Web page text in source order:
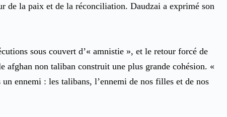
de la paix et de la réconciliation. Daudzai a exprimé son
sous couvert d’« amnistie », et le retour forcé de
afghan non taliban construit une plus grande cohésion. «
ennemi : les talibans, l’ennemi de nos filles et de nos